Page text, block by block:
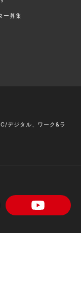
ー募集
デジタル、ワーク&ラ